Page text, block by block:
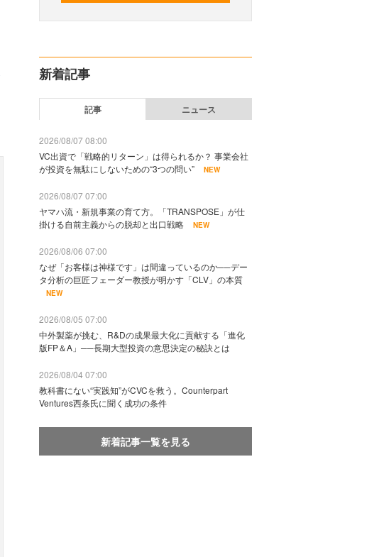
新着記事
記事 ニュース
2026/08/07 08:00
VC出資で「戦略的リターン」は得られるか？ 事業会社
が投資を無駄にしないための“3つの問い”
NEW
2026/08/07 07:00
ヤマハ流・新規事業の育て方。「TRANSPOSE」が仕
掛ける自前主義からの脱却と出口戦略
NEW
2026/08/06 07:00
なぜ「お客様は神様です」は間違っているのか──デー
タ分析の巨匠フェーダー教授が明かす「CLV」の本質
NEW
2026/08/05 07:00
中外製薬が挑む、R&Dの成果最大化に貢献する「進化
版FP＆A」──長期大型投資の意思決定の秘訣とは
2026/08/04 07:00
教科書にない“実践知”がCVCを救う。Counterpart
Ventures西条氏に聞く成功の条件
新着記事一覧を見る